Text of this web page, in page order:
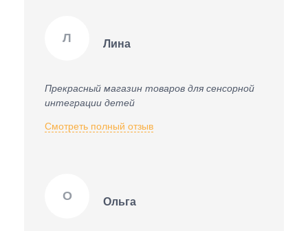
Л Лина
Прекрасный магазин товаров для сенсорной
интеграции детей
Смотреть полный отзыв
О Ольга